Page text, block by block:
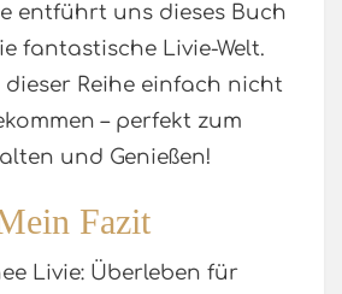
entführt uns dieses Buch
fantastische Livie-Welt.
dieser Reihe einfach nicht
– perfekt zum
und Genießen!
Fazit
Livie: Überleben für